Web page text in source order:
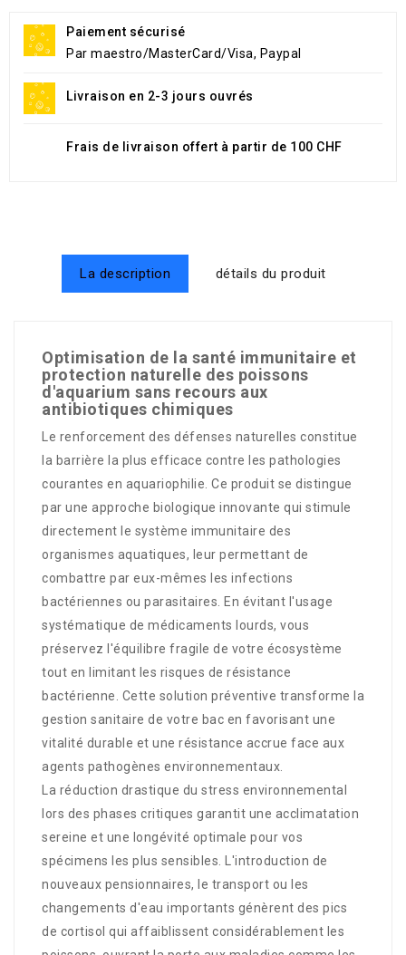
Paiement sécurisé
Par maestro/MasterCard/Visa, Paypal
Livraison en 2-3 jours ouvrés
Frais de livraison offert à partir de 100 CHF
La description détails du produit
Optimisation de la santé immunitaire et
protection naturelle des poissons
d'aquarium sans recours aux
antibiotiques chimiques
Le renforcement des défenses naturelles constitue
la barrière la plus efficace contre les pathologies
courantes en aquariophilie. Ce produit se distingue
par une approche biologique innovante qui stimule
directement le système immunitaire des
organismes aquatiques, leur permettant de
combattre par eux-mêmes les infections
bactériennes ou parasitaires. En évitant l'usage
systématique de médicaments lourds, vous
préservez l'équilibre fragile de votre écosystème
tout en limitant les risques de résistance
bactérienne. Cette solution préventive transforme la
gestion sanitaire de votre bac en favorisant une
vitalité durable et une résistance accrue face aux
agents pathogènes environnementaux.
La réduction drastique du stress environnemental
lors des phases critiques garantit une acclimatation
sereine et une longévité optimale pour vos
spécimens les plus sensibles. L'introduction de
nouveaux pensionnaires, le transport ou les
changements d'eau importants génèrent des pics
de cortisol qui affaiblissent considérablement les